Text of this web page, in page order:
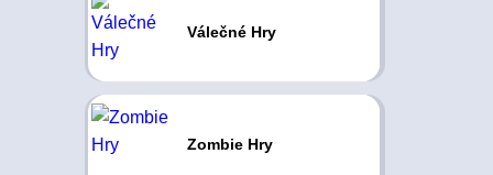
Válečné Hry
Zombie Hry